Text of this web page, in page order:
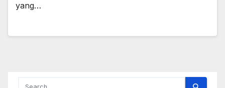
yang…